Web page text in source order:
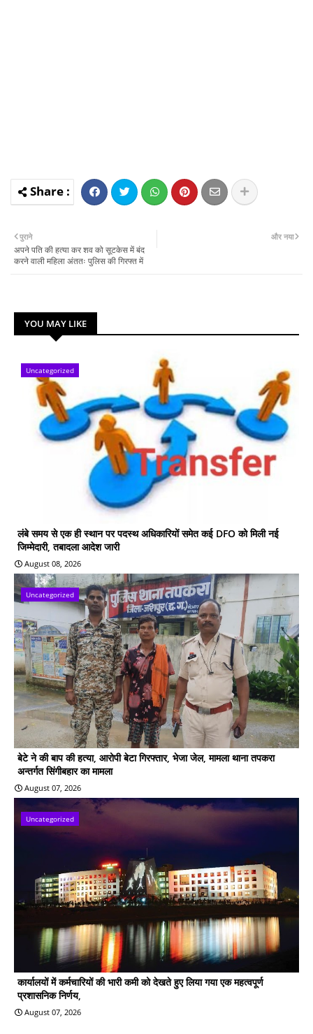
और नया
पुराने
अपने पति की हत्या कर शव को सूटकेस में बंद
करने वाली महिला अंततः पुलिस की गिरफ्त में
YOU MAY LIKE
Uncategorized
लंबे समय से एक ही स्थान पर पदस्थ अधिकारियों समेत कई DFO को मिली नई
जिम्मेदारी, तबादला आदेश जारी
August 08, 2026
Uncategorized
बेटे ने की बाप की हत्या, आरोपी बेटा गिरफ्तार, भेजा जेल, मामला थाना तपकरा
अन्तर्गत सिंगीबहार का मामला
August 07, 2026
Uncategorized
कार्यालयों में कर्मचारियों की भारी कमी को देखते हुए लिया गया एक महत्वपूर्ण
प्रशासनिक निर्णय,
August 07, 2026